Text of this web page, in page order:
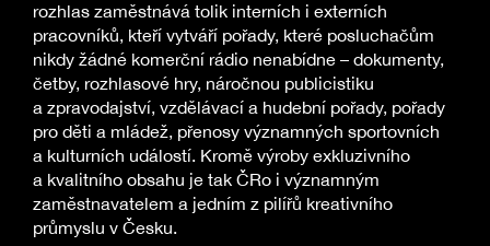
rozhlas zaměstnává tolik interních i externích
pracovníků, kteří vytváří pořady, které posluchačům
nikdy žádné komerční rádio nenabídne – dokumenty,
četby, rozhlasové hry, náročnou publicistiku
a zpravodajství, vzdělávací a hudební pořady, pořady
pro děti a mládež, přenosy významných sportovních
a kulturních událostí. Kromě výroby exkluzivního
a kvalitního obsahu je tak ČRo i významným
zaměstnavatelem a jedním z pilířů kreativního
průmyslu v Česku.